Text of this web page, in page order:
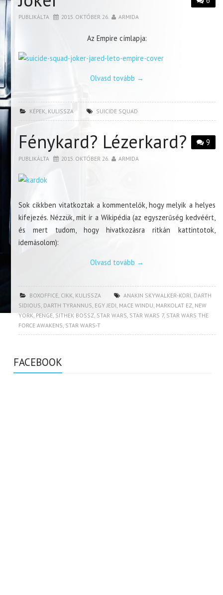
PUBLIKÁLTA 2015. OKTÓBER 26. ARMIDA
Az Empire címlapja:
Olvasd tovább →
KÉPEK, KULISSZA SUICIDE SQUAD
9
Fénykard? Lézerkard?
PUBLIKÁLTA 2015. OKTÓBER 26. ARMIDA
Sok cikkben vitatkoztak a kommentelők, hogy melyik a helyes
kifejezés. Nézzük, mit ír a Wikipédia (az egyszerűség kedvéért,
és mert tudom, hogy hivatkozásra ritkán kattintotok,
idemásolom):
Olvasd tovább →
BOXOFFICE, CIKK, KULISSZA ANAKIN SKYWALKER-KORI, DARTH
SIDIOUS, DARTH TYRANNUS, EGY JEDI, MACE WINDU, MARKOLAT EZ, NEW
YORK,PENGE, SITHEK BOSSZ, STAR WARS, STAR WARS 7, STAR WARS THE
FORCE AWAKENS, STAR WARS-T
FACEBOOK